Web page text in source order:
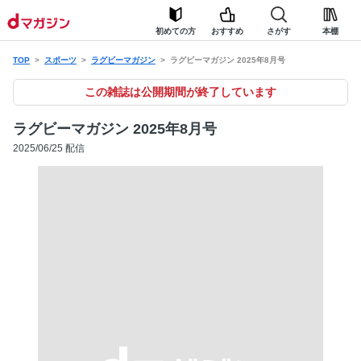
初めての方 おすすめ さがす 本棚
TOP スポーツ ラグビーマガジン ラグビーマガジン 2025年8月号
この雑誌は公開期間が終了しています
ラグビーマガジン 2025年8月号
2025/06/25 配信